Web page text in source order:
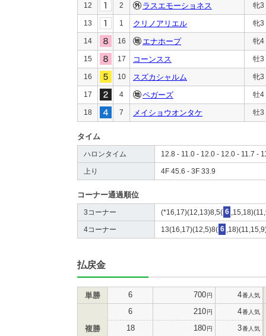
12 2 ラスエモーショネス 牝3
13 1 クリノアリエル 牝3
14 16 エナホープ 牝4
15 17 コーンスス 牡3
16 10 スズカシャルム 牝3
17 4 ペガーズ 牡4
18 7 メイショウオンタケ 牡3
タイム
ハロンタイム 12.8 - 11.0 - 12.0 - 12.0 - 11.7 -
上り 4F 45.6 - 3F 33.9
コーナー通過順位
3コーナー (*16,17)(12,13)8,5( 6
4コーナー 13(16,17)(12,5)8( 6
払戻金
単勝 6 700円 4番人気
複勝
6 210円 4番人気
18 180円 3番人気